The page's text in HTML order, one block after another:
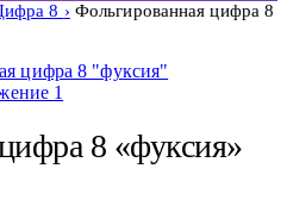
8
Фольгированная цифра 8
8 «фуксия»